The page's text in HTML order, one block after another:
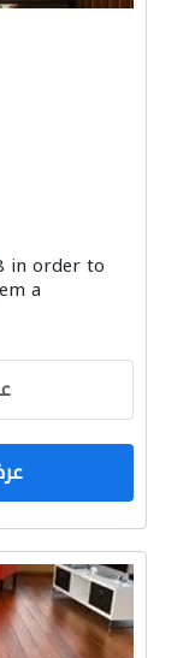
in order to
a